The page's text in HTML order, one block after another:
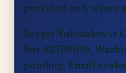
provided only when
Sergei Tokmakov is
Bar #279869),
pending. Email